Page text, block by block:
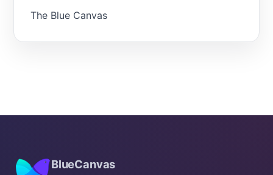
The Blue Canvas
BlueCanvas